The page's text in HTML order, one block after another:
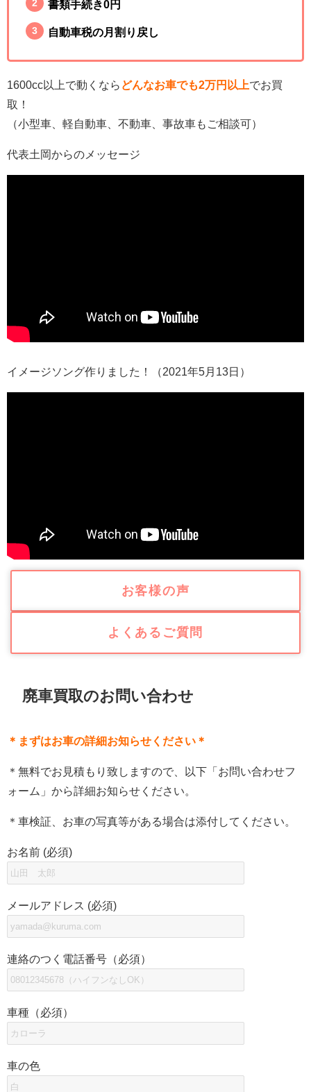
書類手続き0円
自動車税の月割り戻し
1600cc以上で動くなら どんなお車でも2万円以上でお買
取！
（小型車、軽自動車、不動車、事故車もご相談可）
代表土岡からのメッセージ
イメージソング作りました！（2021年5月13日）
お客様の声
よくあるご質問
廃車買取のお問い合わせ
＊まずはお車の詳細お知らせください＊
＊無料でお見積もり致しますので、以下「お問い合わせフ
ォーム」から詳細お知らせください。
＊車検証、お車の写真等がある場合は添付してください。
お名前 (必須)
メールアドレス (必須)
連絡のつく電話番号（必須）
車種（必須）
車の色